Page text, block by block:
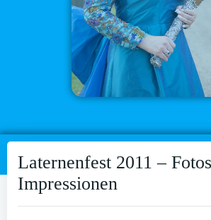
Laternenfest 2011 –
Impressionen